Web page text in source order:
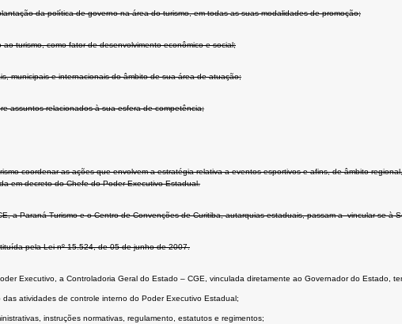
da política de governo na área do turismo, em todas as suas modalidades de promoção;
turismo, como fator de desenvolvimento econômico e social;
municipais e internacionais do âmbito de sua área de atuação;
assuntos relacionados à sua esfera de competência;
coordenar as ações que envolvem a estratégia relativa a eventos esportivos e afins, de âmbito
em decreto do Chefe do Poder Executivo Estadual.
a Paraná Turismo e o Centro de Convenções de Curitiba, autarquias estaduais, passam a vincular-se à
pela Lei nº 15.524, de 05 de junho de 2007.
Executivo, a Controladoria Geral do Estado – CGE, vinculada diretamente ao Governador do Estado,
atividades de controle interno do Poder Executivo Estadual;
instruções normativas, regulamento, estatutos e regimentos;